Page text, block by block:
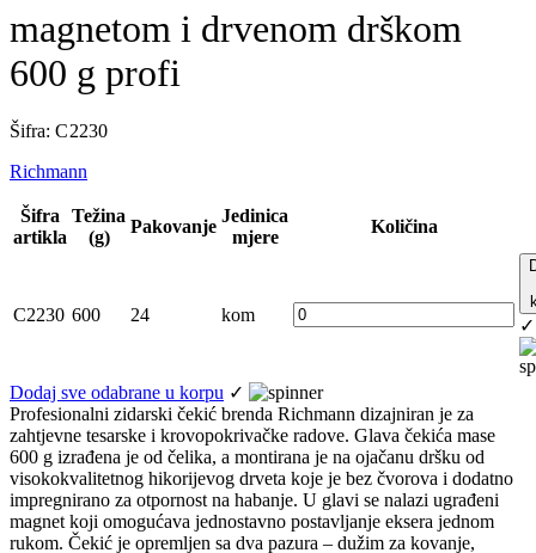
magnetom i drvenom drškom
600 g profi
Šifra: C 2230
Richmann
Šifra
artikla
Težina
(g)
Pakovanje
Jedinica
mjere
Količina
C2230 600 24 kom
✓
Dodaj sve odabrane u korpu ✓
Profesionalni zidarski čekić brenda Richmann dizajniran je za
zahtjevne tesarske i krovopokrivačke radove. Glava čekića mase
600 g izrađena je od čelika, a montirana je na ojačanu dršku od
visokokvalitetnog hikorijevog drveta koje je bez čvorova i dodatno
impregnirano za otpornost na habanje. U glavi se nalazi ugrađeni
magnet koji omogućava jednostavno postavljanje eksera jednom
rukom. Čekić je opremljen sa dva pazura – dužim za kovanje,